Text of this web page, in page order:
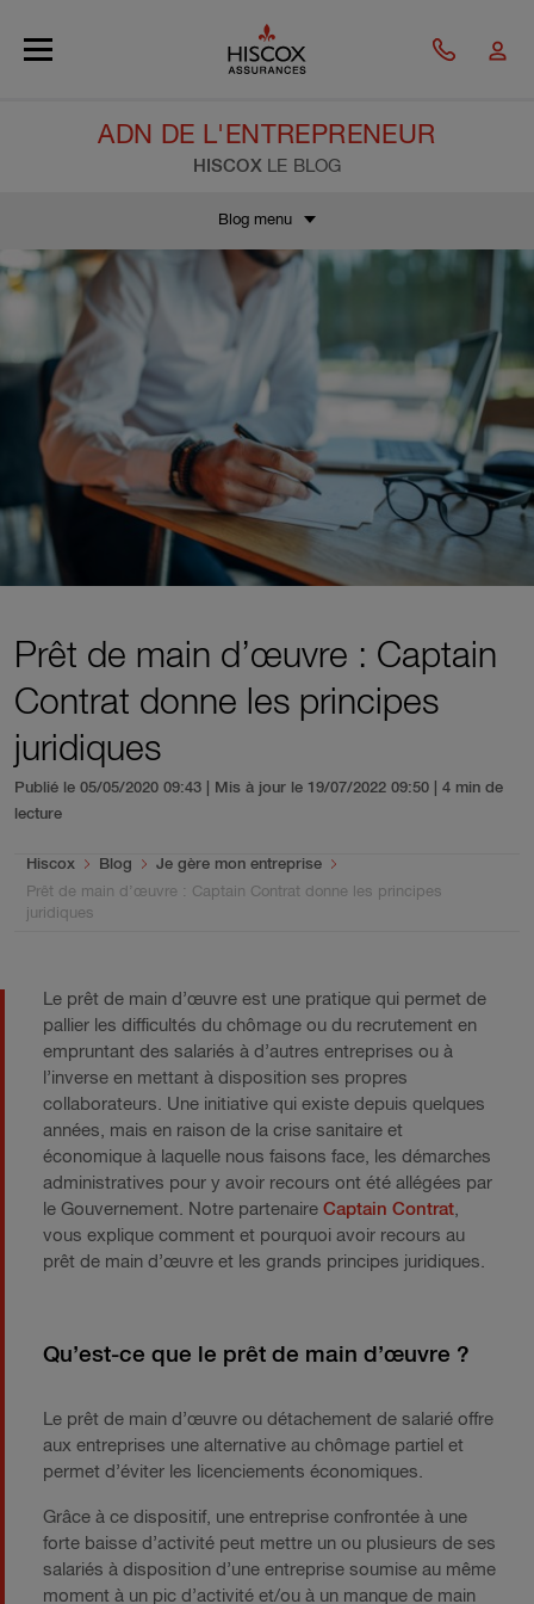
ADN DE L'ENTREPRENEUR
HISCOX LE BLOG
Blog menu
Prêt de main d’œuvre : Captain
Contrat donne les principes
juridiques
Publié le 05/05/2020 09:43 | Mis à jour le 19/07/2022 09:50
| 4 min de
lecture
You are here:
Hiscox Blog
Je gère mon entreprise
Prêt de main d’œuvre : Captain Contrat donne les principes
juridiques
Le prêt de main d’œuvre est une pratique qui permet de
pallier les difficultés du chômage ou du recrutement en
empruntant des salariés à d’autres entreprises ou à
l’inverse en mettant à disposition ses propres
collaborateurs. Une initiative qui existe depuis quelques
années, mais en raison de la crise sanitaire et
économique à laquelle nous faisons face, les démarches
administratives pour y avoir recours ont été allégées par
le Gouvernement. Notre partenaire Captain Contrat
vous explique comment et pourquoi avoir recours au
prêt de main d’œuvre et les grands principes juridiques.
Qu’est-ce que le prêt de main d’œuvre ?
Le prêt de main d’œuvre ou détachement de salarié offre
aux entreprises une alternative au chômage partiel et
permet d’éviter les licenciements économiques.
Grâce à ce dispositif, une entreprise confrontée à une
forte baisse d’activité peut mettre un ou plusieurs de ses
salariés à disposition d’une entreprise soumise au même
moment à un pic d’activité et/ou à un manque de main